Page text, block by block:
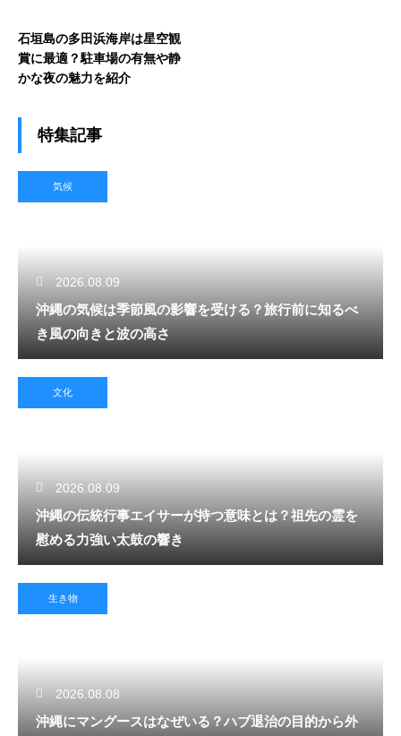
石垣島の多田浜海岸は星空観
賞に最適？駐車場の有無や静
かな夜の魅力を紹介
特集記事
気候
2026.08.09
沖縄の気候は季節風の影響を受ける？旅行前に知るべ
き風の向きと波の高さ
文化
2026.08.09
沖縄の伝統行事エイサーが持つ意味とは？祖先の霊を
慰める力強い太鼓の響き
生き物
2026.08.08
沖縄にマングースはなぜいる？ハブ退治の目的から外